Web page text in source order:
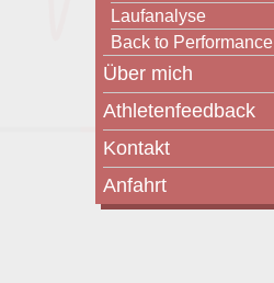
Laufanalyse
Back to Performance
Über mich
Athletenfeedback
Kontakt
Anfahrt